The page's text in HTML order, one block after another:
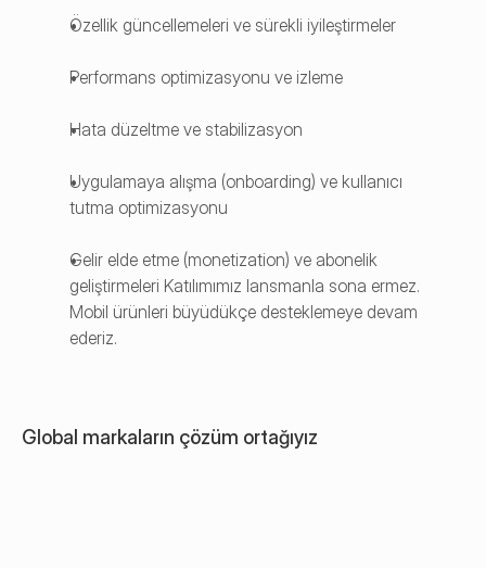
Özellik güncellemeleri ve sürekli iyileştirmeler
Performans optimizasyonu ve izleme
Hata düzeltme ve stabilizasyon
Uygulamaya alışma (onboarding) ve kullanıcı
tutma optimizasyonu
Gelir elde etme (monetization) ve abonelik
geliştirmeleri Katılımımız lansmanla sona ermez.
Mobil ürünleri büyüdükçe desteklemeye devam
ederiz.
Global markaların çözüm ortağıyız